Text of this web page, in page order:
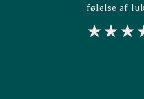
følelse af